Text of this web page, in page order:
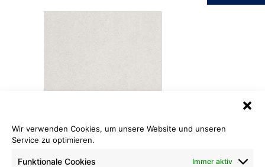
Wir verwenden Cookies, um unsere Website und unseren
Service zu optimieren.
Funktionale Cookies Immer aktiv
100 weiß
Saxony ECO